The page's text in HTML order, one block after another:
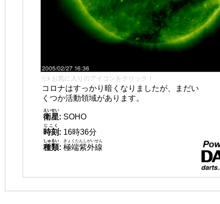
👈 お気に入りのアイコンをクリック！
コロナはすっかり暗くなりましたが、まだい
くつか活動領域があります。
衛星
えいせい
: SOHO
時刻
じこく
: 16時36分
種類
しゅるい
: 極端紫外線
きょくたんしがいせん